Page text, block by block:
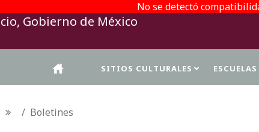
No se detectó
SITIOS CULTURALES ESCUELAS
Boletines